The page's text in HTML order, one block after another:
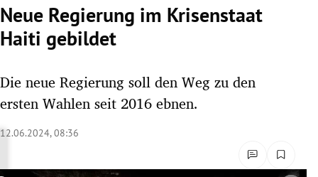
Neue Regierung im Krisenstaat
Haiti gebildet
Die neue Regierung soll den Weg zu den
ersten Wahlen seit 2016 ebnen.
12.06.2024, 08:36